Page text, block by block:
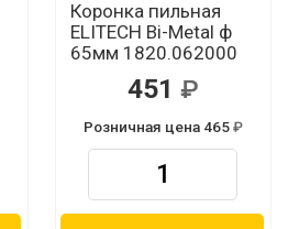
Коронка пильная
ELITECH Bi-Metal ф
65мм 1820.062000
451
Розничная цена 465